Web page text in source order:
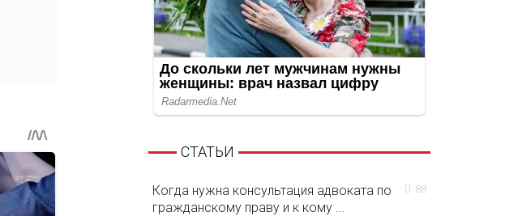
СТАТЬИ
Когда нужна консультация адвоката по
гражданскому праву и к кому ...
88